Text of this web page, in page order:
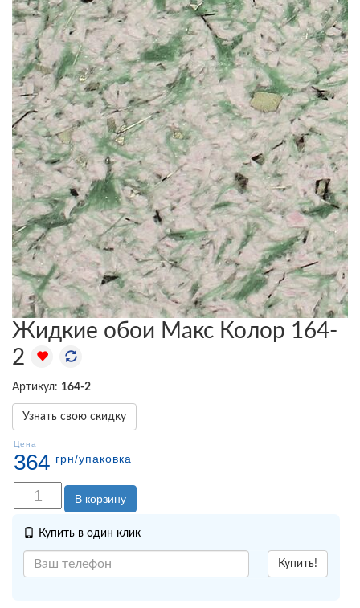
Жидкие обои Макс Колор 164-
2
Артикул: 164-2
Узнать свою скидку
Цена
364 грн/упаковка
В корзину
Купить в один клик
Купить!